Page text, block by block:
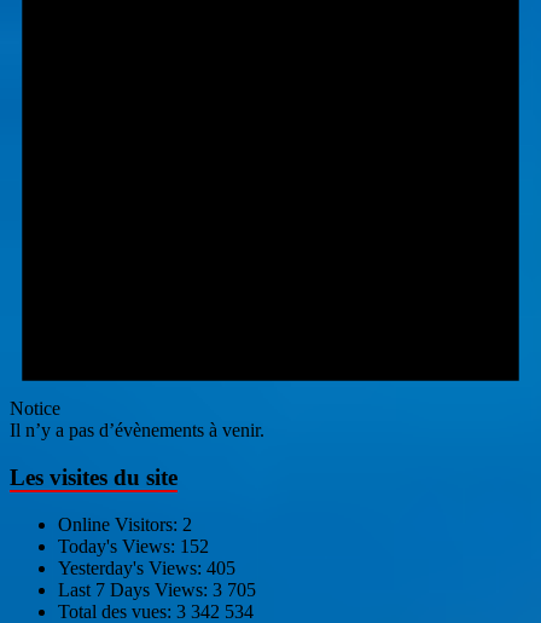
Notice
Il n’y a pas d’évènements à venir.
Les visites du site
Online Visitors: 2
Today's Views: 152
Yesterday's Views: 405
Last 7 Days Views: 3 705
Total des vues: 3 342 534